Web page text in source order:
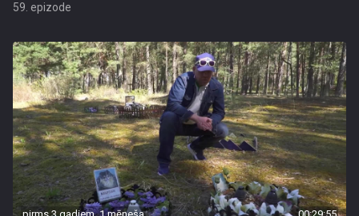
59. epizode